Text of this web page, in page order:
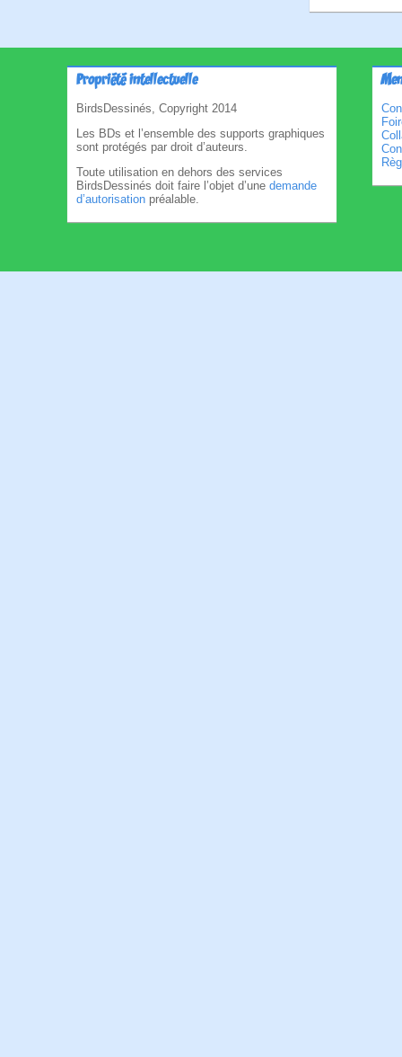
Propriété intellectuelle
BirdsDessinés, Copyright 2014
Les BDs et l’ensemble des supports graphiques
sont protégés par droit d’auteurs.
Toute utilisation en dehors des services
BirdsDessinés doit faire l’objet d’une demande
d’autorisation préalable.